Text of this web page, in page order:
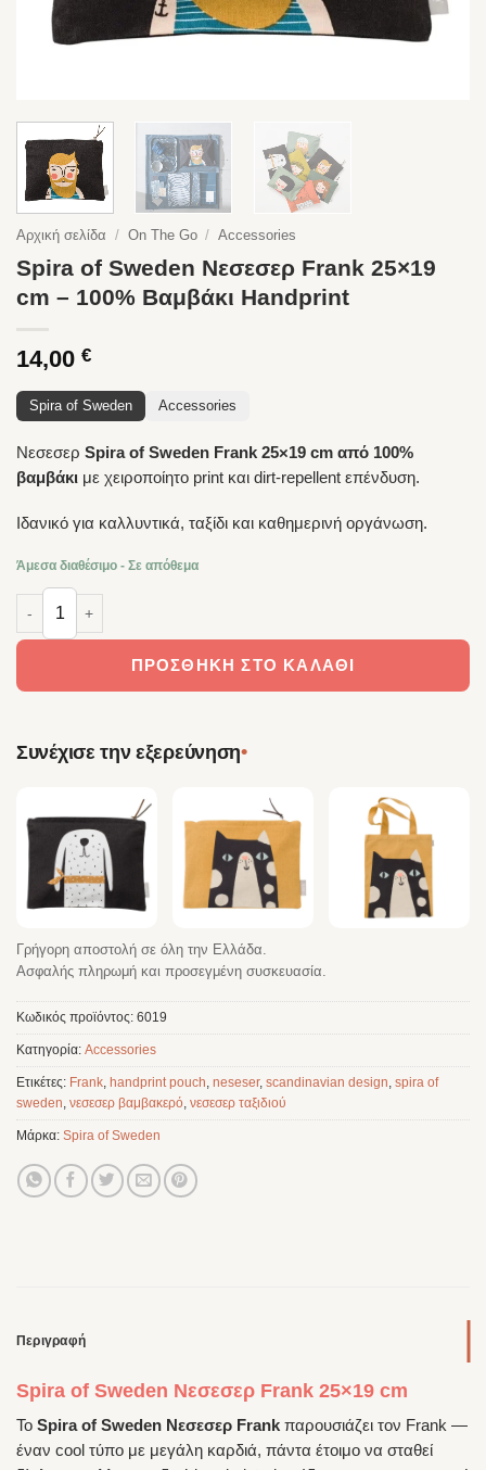
Αρχική σελίδα / On The Go / Accessories
Spira of Sweden Νεσεσερ Frank 25×19
cm – 100% Βαμβάκι Handprint
14,00 €
Spira of Sweden Accessories
Νεσεσερ Spira of Sweden Frank 25×19 cm από 100%
βαμβάκι με χειροποίητο print και dirt-repellent επένδυση.
Ιδανικό για καλλυντικά, ταξίδι και καθημερινή οργάνωση.
Άμεσα διαθέσιμο - Σε απόθεμα
Spira of Sweden Νεσεσερ Frank 25×19 cm – 100% Βαμβάκι
ΠΡΟΣΘΉΚΗ ΣΤΟ ΚΑΛΆΘΙ
Συνέχισε την εξερεύνηση•
Γρήγορη αποστολή σε όλη την Ελλάδα.
Ασφαλής πληρωμή και προσεγμένη συσκευασία.
Κωδικός προϊόντος: 6019
Κατηγορία: Accessories
Ετικέτες: Frank handprint pouch neseser, scandinavian design spira of
sweden νεσεσερ βαμβακερό νεσεσερ ταξιδιού
Μάρκα: Spira of Sweden
Περιγραφή
Spira of Sweden Νεσεσερ Frank 25×19 cm
Το Spira of Sweden Νεσεσερ Frank παρουσιάζει τον Frank —
έναν cool τύπο με μεγάλη καρδιά, πάντα έτοιμο να σταθεί